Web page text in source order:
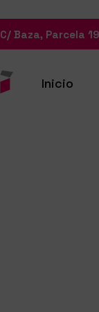
C/ Baza, Parcela
Inicio